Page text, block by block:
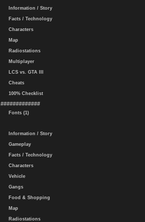
Information / Story
Facts / Technology
Characters
Map
Radiostations
Multiplayer
LCS vs. GTA III
Cheats
100% Checklist
#############
Fonts (1)
Information / Story
Gameplay
Facts / Technology
Characters
Vehicle
Gangs
Food & Shopping
Map
Radiostations